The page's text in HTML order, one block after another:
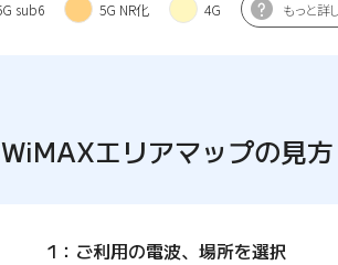
WiMAXエリアマップの見方
1：ご利用の電波、場所を選択